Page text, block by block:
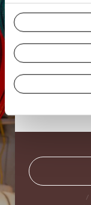
Ils sauront
près de
Échangez
connectés
téléphone.
Vous